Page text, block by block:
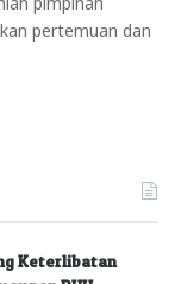
pertemuan dan
Keterlibatan